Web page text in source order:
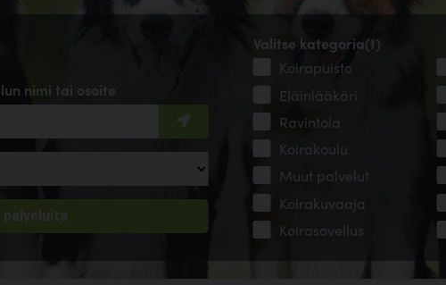
nimi tai osoite
Valitse kategoria(t)
Koirapuisto
Eläinlääkäri
Ravintola
Koirakoulu
Muut palvelut
Koirakuvaaja
Koirasovellus